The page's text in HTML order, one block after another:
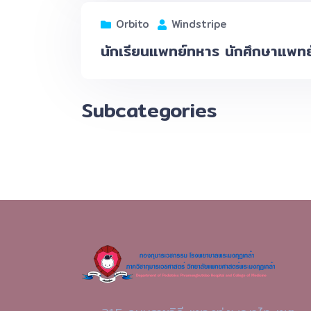
Orbito Windstripe
นักเรียนแพทย์ทหาร นักศึกษาแพท
Subcategories